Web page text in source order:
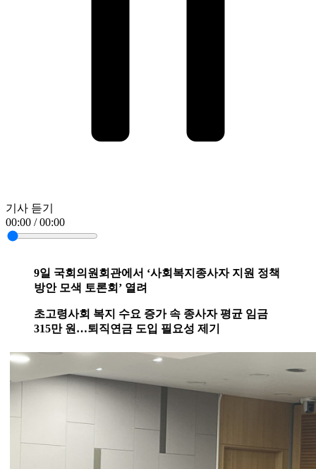
기사 듣기
00:00 / 00:00
9일 국회의원회관에서 ‘사회복지종사자 지원 정책
방안 모색 토론회’ 열려
초고령사회 복지 수요 증가 속 종사자 평균 임금
315만 원…퇴직연금 도입 필요성 제기